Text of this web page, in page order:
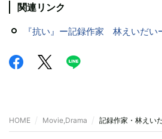
関連リンク
『抗い』ー記録作家 林えいだい
HOME Movie,Drama 記録作家・林えい